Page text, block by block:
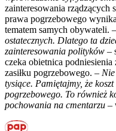
zainteresowania rządzących
prawa pogrzebowego
tematem samych obywateli. –
ostatecznych. Dlatego ta
zainteresowania polityków –
czeka obietnica
zasiłku pogrzebowego. –
tysiące. Pamiętajmy, że
pogrzebowego. To również
pochowania na cmentarzu –